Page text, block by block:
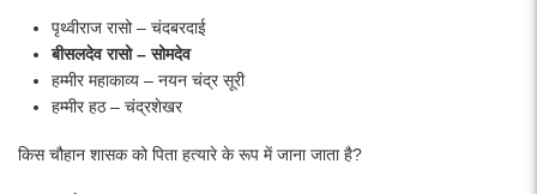
पृथ्वीराज रासो – चंदबरदाई
बीसलदेव रासो – सोमदेव
हम्मीर महाकाव्य – नयन चंद्र सूरी
हम्मीर हठ – चंद्रशेखर
किस चौहान शासक को पिता हत्यारे के रूप में जाना जाता है?